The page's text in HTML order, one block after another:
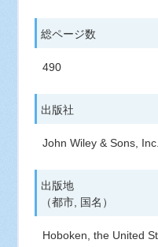
総ページ数
490
出版社
John Wiley & Sons, Inc.
出版地
（都市, 国名）
Hoboken, the United